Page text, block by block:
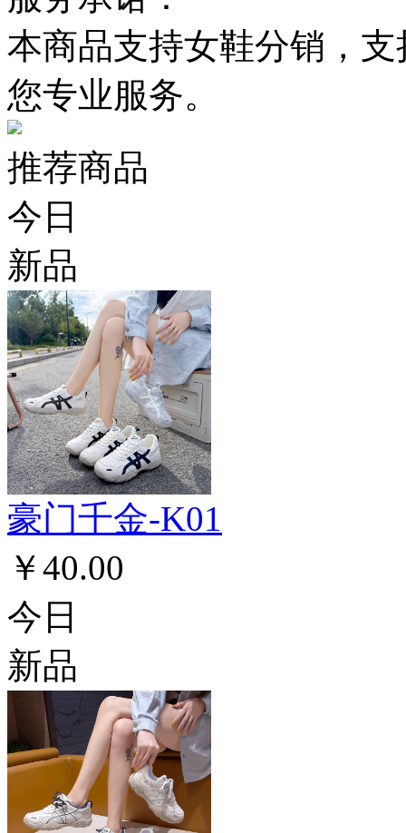
本商品支持女鞋分销，
您专业服务。
推荐商品
今日
新品
豪门千金-K01
￥40.00
今日
新品